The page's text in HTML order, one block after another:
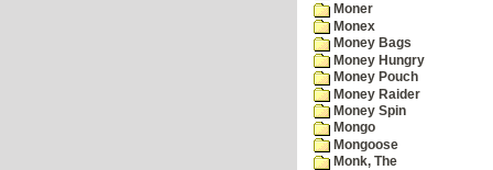
Moner
Monex
Money Bags
Money Hungry
Money Pouch
Money Raider
Money Spin
Mongo
Mongoose
Monk, The